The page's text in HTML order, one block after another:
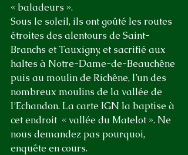
« baladeurs ».
Sous le soleil, ils ont goûté les routes
étroites des alentours de Saint-
Branchs et Tauxigny, et sacrifié aux
haltes à Notre-Dame-de-Beauchêne
puis au moulin de Richêne, l’un des
nombreux moulins de la vallée de
l’Echandon. La carte IGN la baptise à
cet endroit  « vallée du Matelot ». Ne
nous demandez pas pourquoi,
enquête en cours.